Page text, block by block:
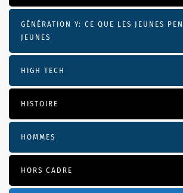
GÉNÉRATION Y: CE QUE LES JEUNES
JEUNES
HIGH TECH
HISTOIRE
HOMMES
HORS CADRE